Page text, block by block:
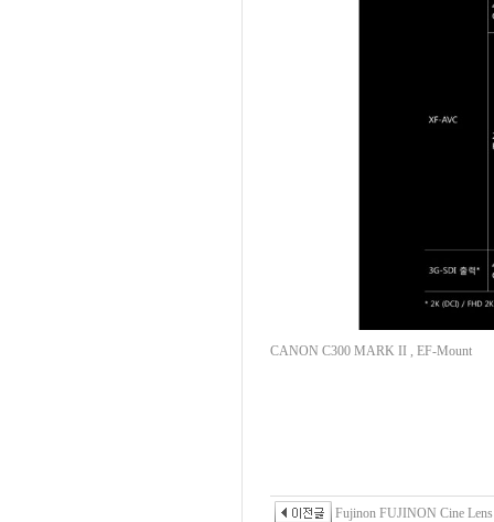
CANON C300 MARK II , EF-Mount
Fujinon FUJINON Cine